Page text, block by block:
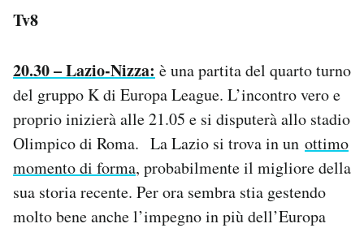
Tv8
20.30 – Lazio-Nizza: è una partita del quarto turno
del gruppo K di Europa League. L’incontro vero e
proprio inizierà alle 21.05 e si disputerà allo stadio
Olimpico di Roma. La Lazio si trova in un ottimo
momento di forma, probabilmente il migliore della
sua storia recente. Per ora sembra stia gestendo
molto bene anche l’impegno in più dell’Europa